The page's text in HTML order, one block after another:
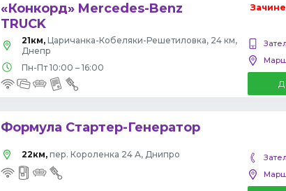
«Конкорд» Mercedes-Benz
TRUCK
21км, Царичанка-Кобеляки-Решетиловка, 24 км,
Днепр
Пн-Пт 10:00 – 16:00
Формула Стартер-Генератор
22км, пер. Короленка 24 А, Днипро